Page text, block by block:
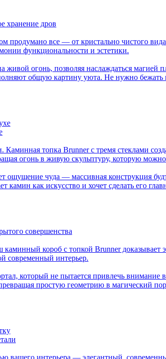
хранение дров
продумано все — от кристально чистого
функциональности и эстетики.
огонь, позволяя наслаждаться
общую картину уюта. Не нужно
топка Brunner с тремя стеклами
огонь в живую скульптуру, которую
ощущение чуда — массивная конструкция
как искусство и хочет сделать его
совершенства
короб с топкой Brunner
современный интерьер.
который не пытается привлечь
простую геометрию в магический
вашего интерьера — элегантный,